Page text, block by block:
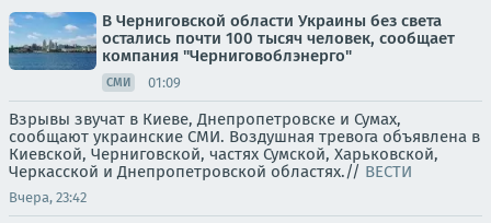
В Черниговской области Украины без света
остались почти 100 тысяч человек, сообщает
компания "Черниговоблэнерго"
СМИ 01:09
Взрывы звучат в Киеве, Днепропетровске и Сумах,
сообщают украинские СМИ. Воздушная тревога объявлена в
Киевской, Черниговской, частях Сумской, Харьковской,
Черкасской и Днепропетровской областях.// ВЕСТИ
Вчера, 23:42